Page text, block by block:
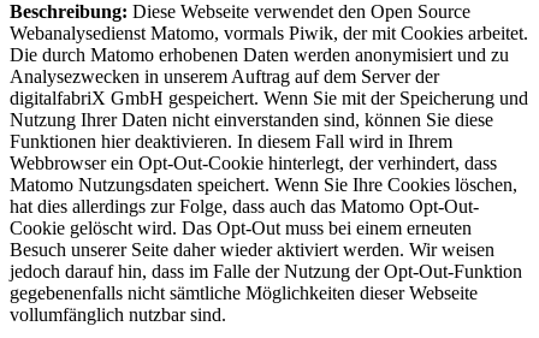
Beschreibung: Diese Webseite verwendet den Open Source
Webanalysedienst Matomo, vormals Piwik, der mit Cookies arbeitet.
Die durch Matomo erhobenen Daten werden anonymisiert und zu
Analysezwecken in unserem Auftrag auf dem Server der
digitalfabriX GmbH gespeichert. Wenn Sie mit der Speicherung und
Nutzung Ihrer Daten nicht einverstanden sind, können Sie diese
Funktionen hier deaktivieren. In diesem Fall wird in Ihrem
Webbrowser ein Opt-Out-Cookie hinterlegt, der verhindert, dass
Matomo Nutzungsdaten speichert. Wenn Sie Ihre Cookies löschen,
hat dies allerdings zur Folge, dass auch das Matomo Opt-Out-
Cookie gelöscht wird. Das Opt-Out muss bei einem erneuten
Besuch unserer Seite daher wieder aktiviert werden. Wir weisen
jedoch darauf hin, dass im Falle der Nutzung der Opt-Out-Funktion
gegebenenfalls nicht sämtliche Möglichkeiten dieser Webseite
vollumfänglich nutzbar sind.